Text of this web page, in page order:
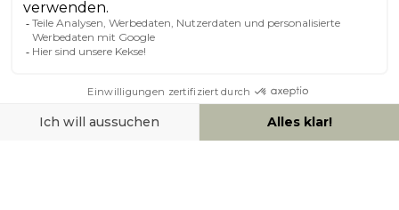
HILFE & KONTAKT